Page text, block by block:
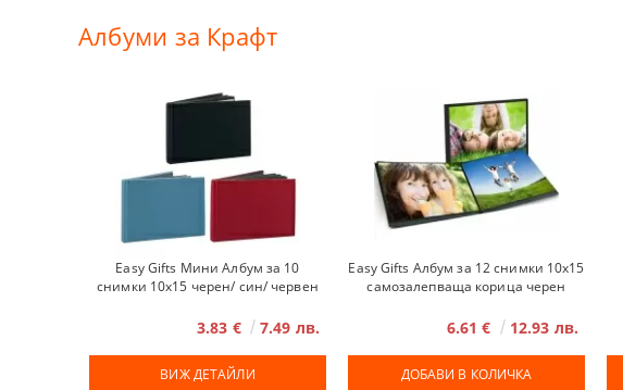
Албуми за Крафт
Easy Gifts Мини Албум за 10
снимки 10x15 черен/ син/ червен
3.83 € 7.49 лв.
ВИЖ ДЕТАЙЛИ
Easy Gifts Албум за 12 снимки 10x15
самозалепваща корица черен
6.61 € 12.93 лв.